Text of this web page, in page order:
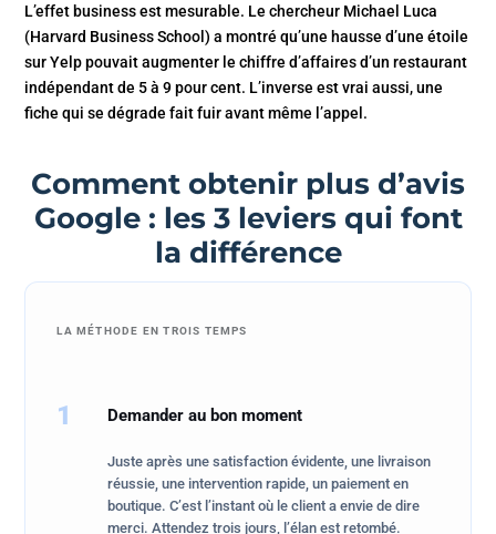
L’effet business est mesurable. Le chercheur Michael Luca
(Harvard Business School) a montré qu’une hausse d’une étoile
sur Yelp pouvait augmenter le chiffre d’affaires d’un restaurant
indépendant de 5 à 9 pour cent. L’inverse est vrai aussi, une
fiche qui se dégrade fait fuir avant même l’appel.
Comment obtenir plus d’avis
Google : les 3 leviers qui font
la différence
LA MÉTHODE EN TROIS TEMPS
1 Demander au bon moment
Juste après une satisfaction évidente, une livraison
réussie, une intervention rapide, un paiement en
boutique. C’est l’instant où le client a envie de dire
merci. Attendez trois jours, l’élan est retombé.